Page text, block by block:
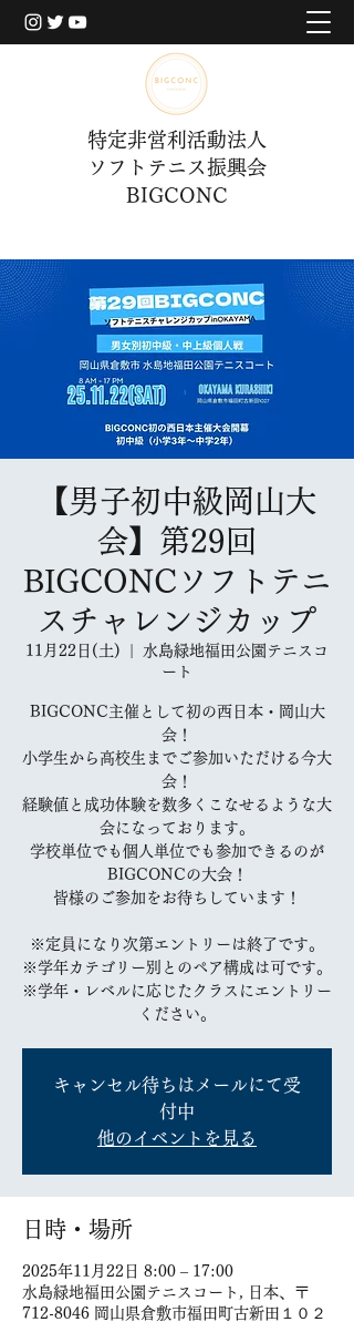
特定非営利活動法人
ソフトテニス振興会
BIGCONC
​BIGCONCERについて
【男子初中級岡山大
会】第29回
BIGCONCソフトテニ
スチャレンジカップ
11月22日(土)
水島緑地福田公園テニスコ
ート
BIGCONC主催として初の西日本・岡山大
会！
小学生から高校生までご参加いただける今大
会！
経験値と成功体験を数多くこなせるような大
会になっております。
学校単位でも個人単位でも参加できるのが
BIGCONCの大会！
皆様のご参加をお待ちしています！
※定員になり次第エントリーは終了です。
※学年カテゴリー別とのペア構成は可です。
※学年・レベルに応じたクラスにエントリー
ください。
キャンセル待ちはメールにて受
付中
他のイベントを見る
日時・場所
2025年11月22日 8:00 – 17:00
水島緑地福田公園テニスコート, 日本、〒
712-8046 岡山県倉敷市福田町古新田１０２